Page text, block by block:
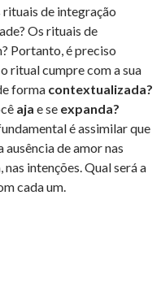
rituais de integração
Os rituais de
Portanto, é preciso
ritual cumpre com a sua
forma contextualizada?
aja e se expanda?
é assimilar que
ausência de amor nas
intenções. Qual será a
cada um.